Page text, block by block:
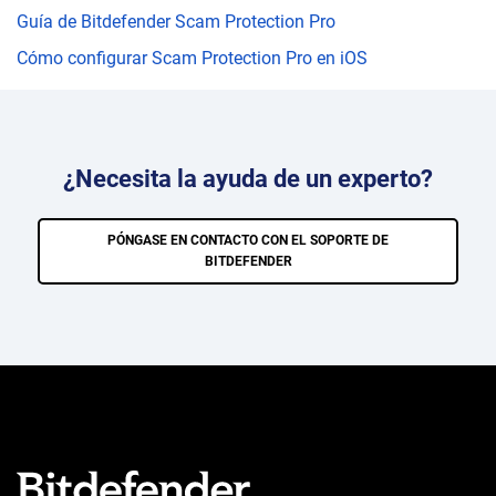
Guía de Bitdefender Scam Protection Pro
Cómo configurar Scam Protection Pro en iOS
¿Necesita la ayuda de un experto?
PÓNGASE EN CONTACTO CON EL SOPORTE DE
BITDEFENDER